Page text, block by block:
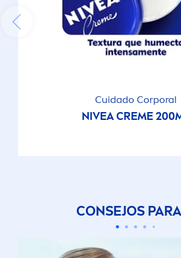
Cuidado Corporal
NIVEA CREME
CONSEJOS